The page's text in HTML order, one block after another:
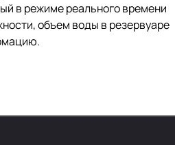
в режиме реального времени
объем воды в резервуаре